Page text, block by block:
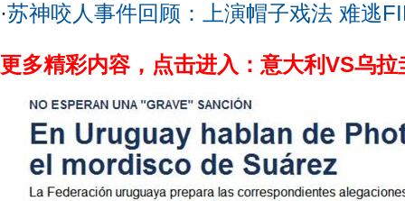
·苏神咬人事件回顾：上演帽子戏法 难逃
更多精彩内容，点击进入：意大利VS乌拉